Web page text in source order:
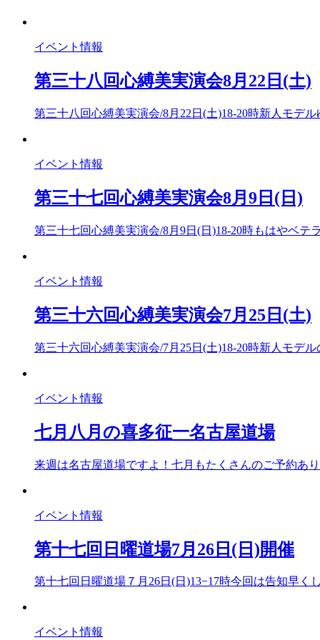
イベント情報
第三十八回心縛美実演会8月22日(土)
第三十八回心縛美実演会/8月22日(土)18-20時新人モデ
イベント情報
第三十七回心縛美実演会8月9日(日)
第三十七回心縛美実演会/8月9日(日)18-20時もはやベテ
イベント情報
第三十六回心縛美実演会7月25日(土)
第三十六回心縛美実演会/7月25日(土)18-20時新人モデ
イベント情報
七月八月の喜多征一名古屋道場
来週は名古屋道場ですよ！七月もたくさんのご予約あ
イベント情報
第十七回日曜道場7月26日(日)開催
第十七回日曜道場７月26日(日)13−17時今回は告知早く
イベント情報